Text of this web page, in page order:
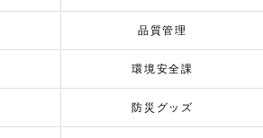
品質管理
環境安全課
防災グッズ